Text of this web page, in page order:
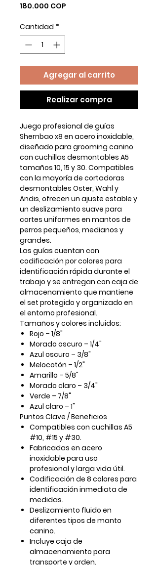
180.000 COP
Cantidad *
Agregar al carrito
Realizar compra
Juego profesional de guías
Shernbao x8 en acero inoxidable,
diseñado para grooming canino
con cuchillas desmontables A5
tamaños 10, 15 y 30. Compatibles
con la mayoría de cortadoras
desmontables Oster, Wahl y
Andis, ofrecen un ajuste estable y
un deslizamiento suave para
cortes uniformes en mantos de
perros pequeños, medianos y
grandes.
Las guías cuentan con
codificación por colores para
identificación rápida durante el
trabajo y se entregan con caja de
almacenamiento que mantiene
el set protegido y organizado en
el entorno profesional.
Tamaños y colores incluidos:
Rojo – 1/8"
Morado oscuro – 1/4"
Azul oscuro – 3/8"
Melocotón – 1/2"
Amarillo – 5/8"
Morado claro – 3/4"
Verde – 7/8"
Azul claro – 1"
Puntos Clave / Beneficios
Compatibles con cuchillas A5
#10, #15 y #30.
Fabricadas en acero
inoxidable para uso
profesional y larga vida útil.
Codificación de 8 colores para
identificación inmediata de
medidas.
Deslizamiento fluido en
diferentes tipos de manto
canino.
Incluye caja de
almacenamiento para
transporte y orden.